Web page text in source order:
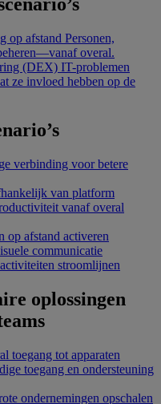
op afstand Personen,
overal.
(DEX) IT-problemen
ze invloed hebben op de
verbinding voor betere
van platform
vanaf overal
op afstand activeren
communicatie
stroomlijnen
oplossingen
toegang tot apparaten
toegang en ondersteuning
ondernemingen opschalen